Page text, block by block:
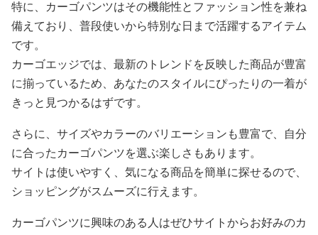
特に、カーゴパンツはその機能性とファッション性を兼ね
備えており、普段使いから特別な日まで活躍するアイテム
です。
カーゴエッジでは、最新のトレンドを反映した商品が豊富
に揃っているため、あなたのスタイルにぴったりの一着が
きっと見つかるはずです。
さらに、サイズやカラーのバリエーションも豊富で、自分
に合ったカーゴパンツを選ぶ楽しさもあります。
サイトは使いやすく、気になる商品を簡単に探せるので、
ショッピングがスムーズに行えます。
カーゴパンツに興味のある人はぜひサイトからお好みのカ